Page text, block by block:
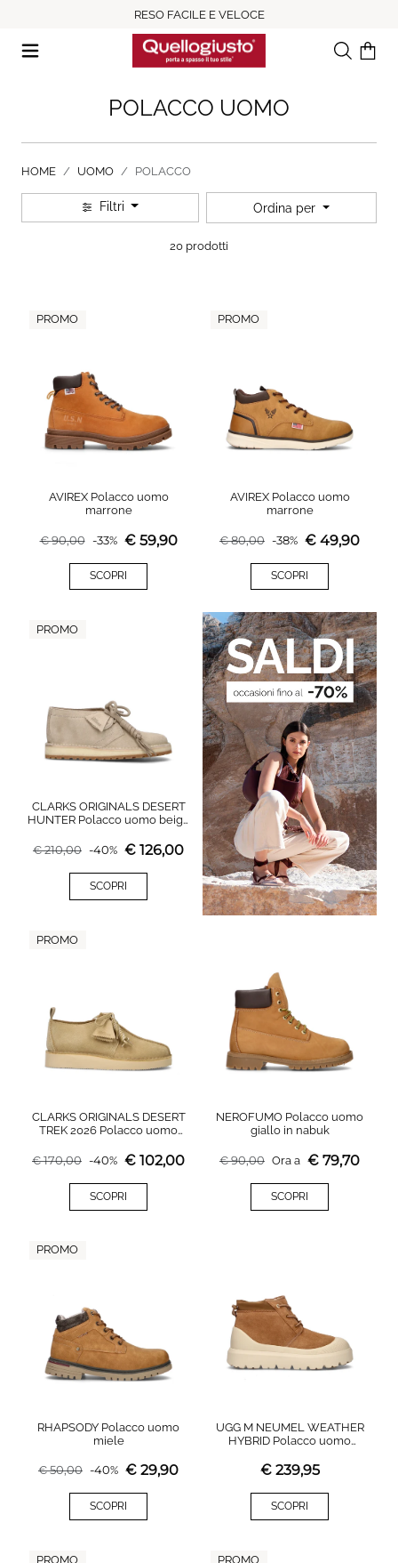
RESO FACILE E VELOCE
RicercaIl tuo
POLACCO UOMO
HOME UOMO POLACCO
Filtri Ordina per
20 prodotti
PROMO
AVIREX Polacco uomo
marrone
€90,00 -33% € 59,90
SCOPRI
PROMO
AVIREX Polacco uomo
marrone
€80,00 -38% € 49,90
SCOPRI
PROMO
CLARKS ORIGINALS DESERT
HUNTER Polacco uomo beige
€210,00 -40% € 126,00
SCOPRI
PROMO
CLARKS ORIGINALS DESERT
TREK 2026 Polacco uomo
€170,00 -40% € 102,00
SCOPRI
NEROFUMO Polacco uomo
giallo in nabuk
€90,00 Ora a € 79,70
SCOPRI
PROMO
RHAPSODY Polacco uomo
miele
€50,00 -40% € 29,90
SCOPRI
UGG M NEUMEL WEATHER
HYBRID Polacco uomo
€ 239,95
SCOPRI
PROMO PROMO